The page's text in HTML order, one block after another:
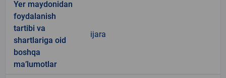
Yer maydonidan
foydalanish
tartibi va
shartlariga oid
boshqa
ma’lumotlar
ijara